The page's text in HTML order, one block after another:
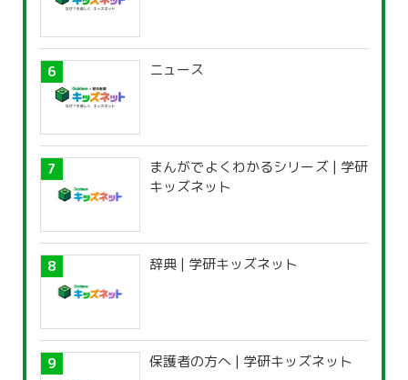
ニュース
まんがでよくわかるシリーズ | 学研
キッズネット
辞典 | 学研キッズネット
保護者の方へ | 学研キッズネット